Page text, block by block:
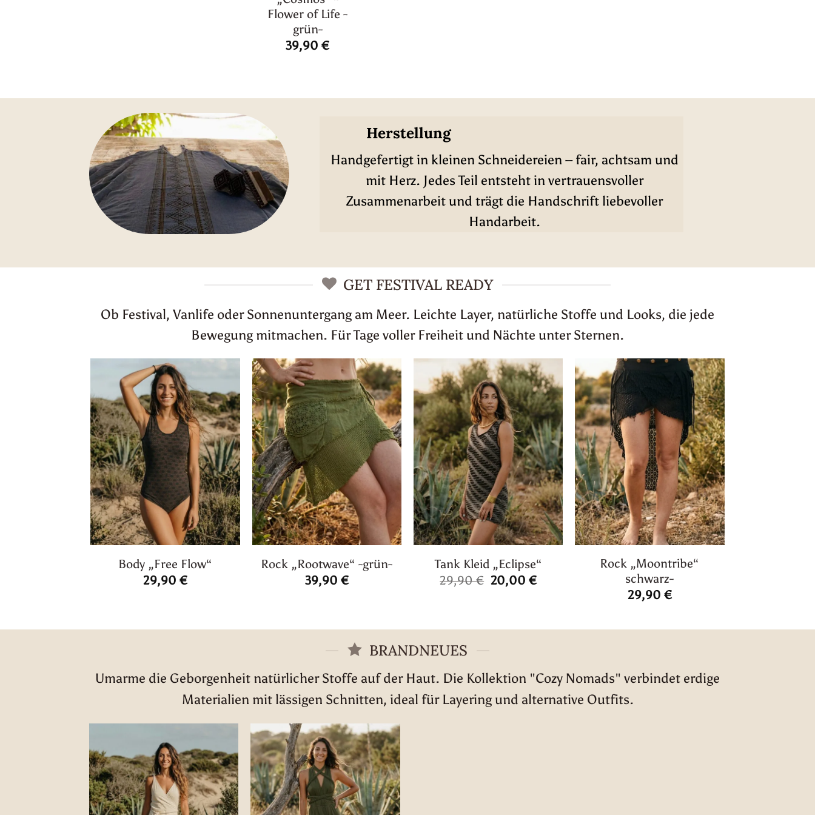
Flower of Life -
grün-
39,90 €
Herstellung
Handgefertigt in kleinen Schneidereien – fair, achtsam und
mit Herz. Jedes Teil entsteht in vertrauensvoller
Zusammenarbeit und trägt die Handschrift liebevoller
Handarbeit.
GET FESTIVAL READY
Ob Festival, Vanlife oder Sonnenuntergang am Meer. Leichte Layer, natürliche Stoffe und Looks, die jede
Bewegung mitmachen. Für Tage voller Freiheit und Nächte unter Sternen.
Body „Free Flow“
29,90€
Rock „Rootwave“ -grün-
39,90 €
Tank Kleid „Eclipse“
29,90€ Ursprünglicher
Preis
20,00€Aktueller
Rock „Moontribe“
schwarz-
29,90 €
BRANDNEUES
Umarme die Geborgenheit natürlicher Stoffe auf der Haut. Die Kollektion "Cozy Nomads" verbindet erdige
Materialien mit lässigen Schnitten, ideal für Layering und alternative Outfits.